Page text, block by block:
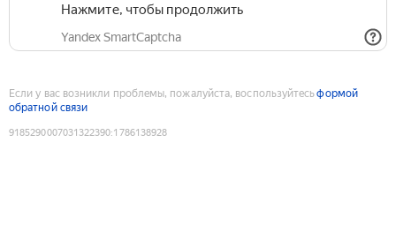
Нажмите, чтобы продолжить
Yandex SmartCaptcha
Если у вас возникли проблемы, пожалуйста, воспользуйтесьформой
обратной связи
9185290007031322390:1786138928